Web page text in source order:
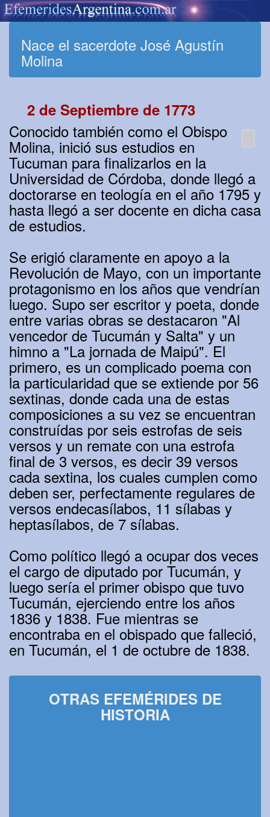
Nace el sacerdote José Agustín
Molina
2 de Septiembre de 1773
Conocido también como el Obispo
Molina, inició sus estudios en
Tucuman para finalizarlos en la
Universidad de Córdoba, donde llegó a
doctorarse en teología en el año 1795 y
hasta llegó a ser docente en dicha casa
de estudios.
Se erigió claramente en apoyo a la
Revolución de Mayo, con un importante
protagonismo en los años que vendrían
luego. Supo ser escritor y poeta, donde
entre varias obras se destacaron "Al
vencedor de Tucumán y Salta" y un
himno a "La jornada de Maipú". El
primero, es un complicado poema con
la particularidad que se extiende por 56
sextinas, donde cada una de estas
composiciones a su vez se encuentran
construídas por seis estrofas de seis
versos y un remate con una estrofa
final de 3 versos, es decir 39 versos
cada sextina, los cuales cumplen como
deben ser, perfectamente regulares de
versos endecasílabos, 11 sílabas y
heptasílabos, de 7 sílabas.
Como político llegó a ocupar dos veces
el cargo de diputado por Tucumán, y
luego sería el primer obispo que tuvo
Tucumán, ejerciendo entre los años
1836 y 1838. Fue mientras se
encontraba en el obispado que falleció,
en Tucumán, el 1 de octubre de 1838.
OTRAS EFEMÉRIDES DE
HISTORIA